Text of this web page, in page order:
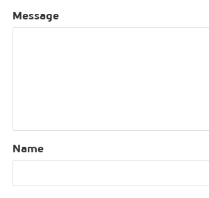
Message
Name